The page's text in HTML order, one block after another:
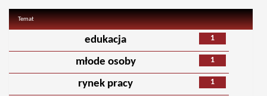
Temat
1
edukacja
1
młode osoby
1
rynek pracy